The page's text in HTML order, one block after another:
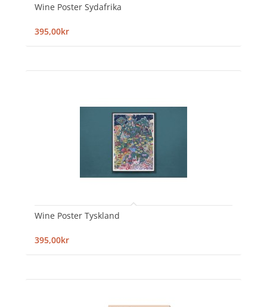
Wine Poster Sydafrika
395,00kr
Wine Poster Tyskland
395,00kr